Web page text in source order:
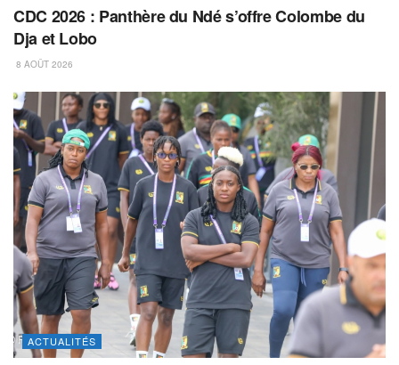
CDC 2026 : Panthère du Ndé s’offre Colombe du
Dja et Lobo
8 AOÛT 2026
ACTUALITÉS